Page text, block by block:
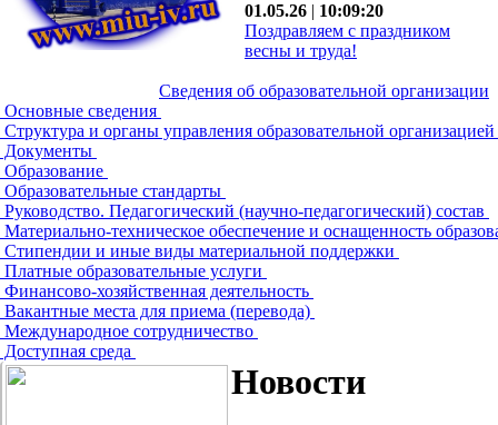
01.05.26 | 10:09:20
Поздравляем с праздником
весны и труда!
Сведения об образовательной организации
Основные сведения
Структура и органы управления образовательной организацией
Документы
Образование
Образовательные стандарты
Руководство. Педагогический (научно-педагогический) состав
Материально-техническое обеспечение и оснащенность
Стипендии и иные виды материальной поддержки
Платные образовательные услуги
Финансово-хозяйственная деятельность
Вакантные места для приема (перевода)
Международное сотрудничество
Доступная среда
Новости